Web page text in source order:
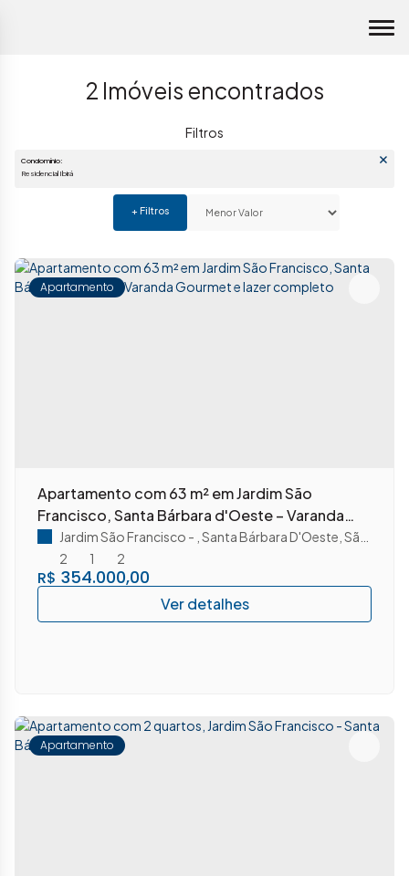
2 Imóveis encontrados
Condomínio:
Apartamento
Apartamento com 63 m² em Jardim São
Francisco, Santa Bárbara d'Oeste – Varanda
Gourmet e lazer completo
R$ 354.000,00
Jardim São Francisco Santa Bárbara D'Oeste São Paulo
2
1 2
Apartamento